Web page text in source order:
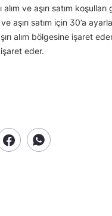
alım ve aşırı satım
ve aşırı satım için 30’a
alım bölgesine işaret
eder.